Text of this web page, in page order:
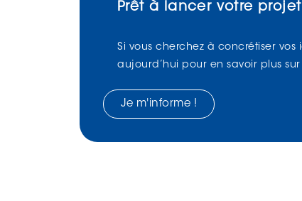
Prêt à lancer votre
Si vous cherchez à concrétiser vos
aujourd’hui pour en savoir plus
Je m'informe !